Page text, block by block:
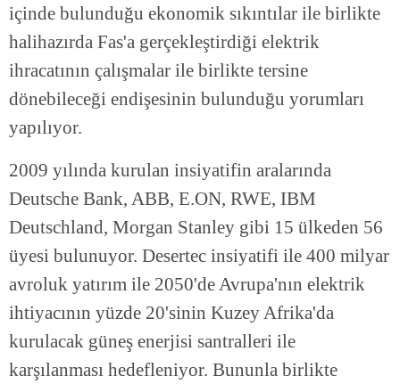
içinde bulunduğu ekonomik sıkıntılar ile birlikte
halihazırda Fas'a gerçekleştirdiği elektrik
ihracatının çalışmalar ile birlikte tersine
dönebileceği endişesinin bulunduğu yorumları
yapılıyor.
2009 yılında kurulan insiyatifin aralarında
Deutsche Bank, ABB, E.ON, RWE, IBM
Deutschland, Morgan Stanley gibi 15 ülkeden 56
üyesi bulunuyor. Desertec insiyatifi ile 400 milyar
avroluk yatırım ile 2050'de Avrupa'nın elektrik
ihtiyacının yüzde 20'sinin Kuzey Afrika'da
kurulacak güneş enerjisi santralleri ile
karşılanması hedefleniyor. Bununla birlikte